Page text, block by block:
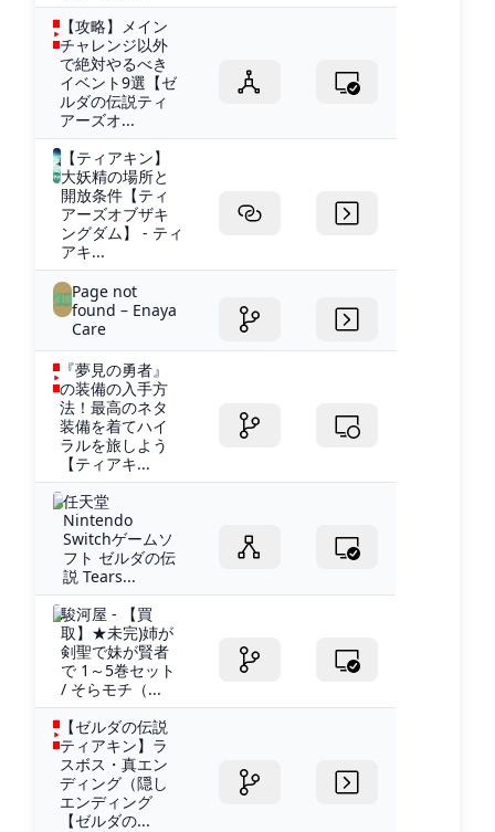
【攻略】メイン
チャレンジ以外
で絶対やるべき
イベント9選【ゼ
ルダの伝説ティ
アーズオ...
【ティアキン】
大妖精の場所と
開放条件【ティ
アーズオブザキ
ングダム】 - ティ
アキ...
Page not
found – Enaya
Care
『夢見の勇者』
の装備の入手方
法！最高のネタ
装備を着てハイ
ラルを旅しよう
【ティアキ...
任天堂
Nintendo
Switchゲームソ
フト ゼルダの伝
説 Tears...
駿河屋 - 【買
取】★未完)姉が
剣聖で妹が賢者
で 1～5巻セット
/ そらモチ（...
【ゼルダの伝説
ティアキン】ラ
スボス・真エン
ディング（隠し
エンディング
【ゼルダの...